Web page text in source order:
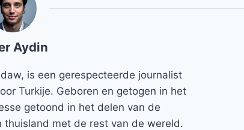
Aydin
is een gerespecteerde journalist
Turkije. Geboren en getogen in het
getoond in het delen van de
met de rest van de wereld.